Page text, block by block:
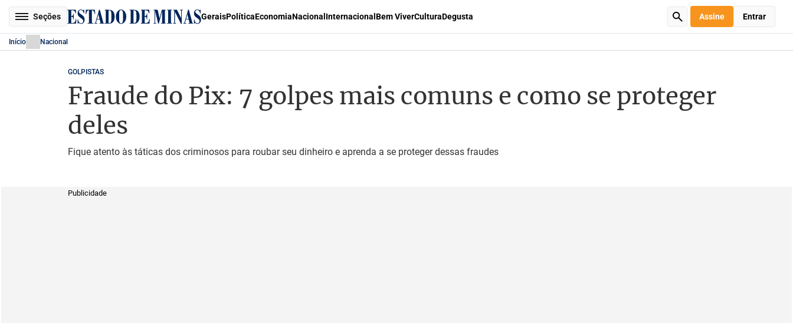
Seções GeraisPolíticaEconomiaNacional Internacional Bem ViverCulturaDegusta Assine Entrar
Início Nacional
GOLPISTAS
Fraude do Pix: 7 golpes mais comuns e como se proteger
deles
Fique atento às táticas dos criminosos para roubar seu dinheiro e aprenda a se proteger dessas fraudes
Publicidade